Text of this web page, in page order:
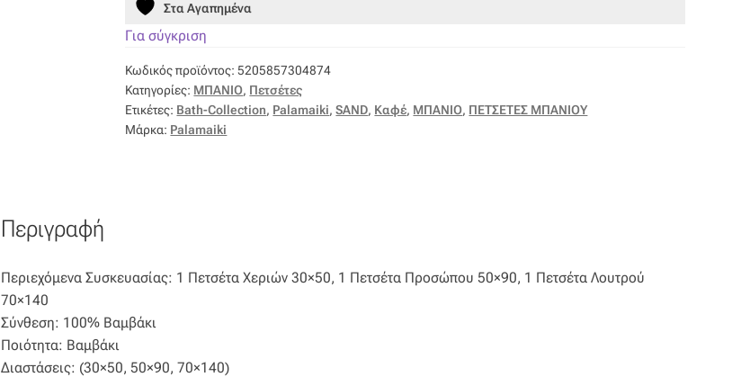
70X140)
ROS
ποσότητα
Στα Αγαπημένα
Για σύγκριση
Κωδικός προϊόντος:5205857304874
Κατηγορίες: ΜΠΑΝΙΟ, Πετσέτες
Ετικέτες: Bath-Collection, Palamaiki,SAND, Καφέ, ΜΠΑΝΙΟ, ΠΕΤΣΕΤΕΣ ΜΠΑΝΙΟΥ
Μάρκα: Palamaiki
Περιγραφή
Περιεχόμενα Συσκευασίας: 1 Πετσέτα Χεριών 30×50, 1 Πετσέτα Προσώπου 50×90, 1 Πετσέτα Λουτρού
70×140
Σύνθεση: 100% Βαμβάκι
Ποιότητα: Βαμβάκι
Διαστάσεις: (30×50, 50×90, 70×140)